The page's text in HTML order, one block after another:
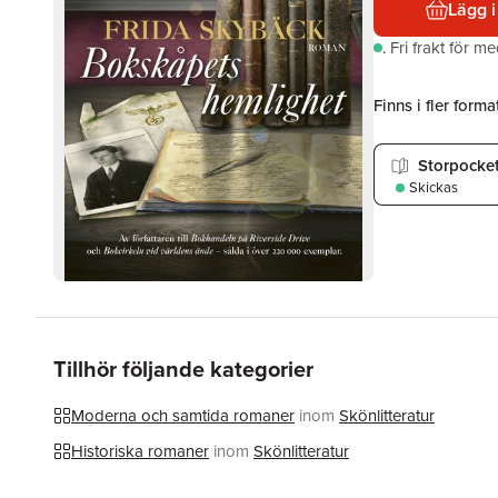
Lägg
. Fri frakt för
Finns i fler
Skickas
Tillhör följande kategorier
Moderna och samtida romaner inom Skönlitteratur
Historiska romaner inom Skönlitteratur